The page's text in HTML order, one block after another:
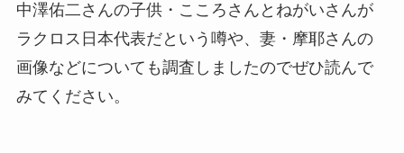
中澤佑二さんの子供・こころさんとねがいさんが
ラクロス日本代表だという噂や、妻・摩耶さんの
画像などについても調査しましたのでぜひ読んで
みてください。